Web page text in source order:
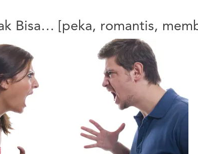
Bisa… [peka, romantis,